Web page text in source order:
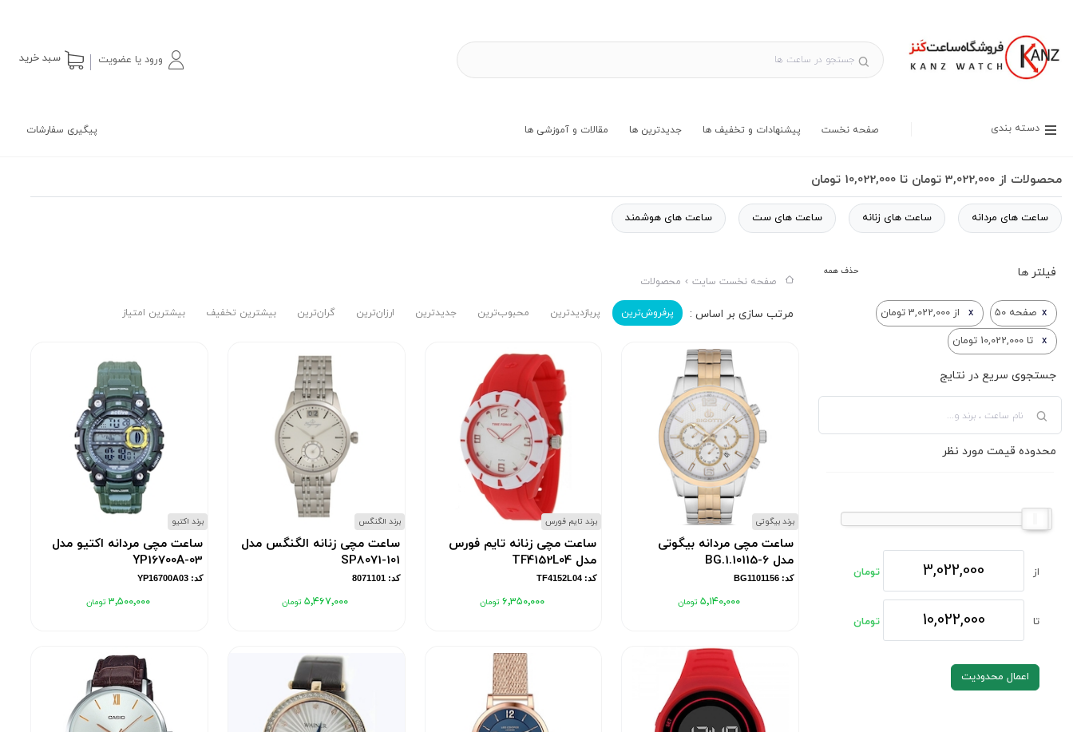
ورود یا عضویت سبد خرید
دسته بندی صفحه نخست پیشنهادات و تخفیف ها جدیدترین ها مقالات و آموزشی ها پیگیری سفارشات
محصولات از 3,022,000 تومان تا 10,022,000 تومان
ساعت های مردانه ساعت های زنانه ساعت های ست ساعت های هوشمند
فیلتر ها حذف همه
x صفحه 50 x
از 3,022,000 تومان
x
تا 10,022,000 تومان
جستجوی سریع در نتایج
محدوده قیمت مورد نظر
از تومان
تا تومان
اعمال محدودیت
صفحه نخست سایت محصولات
پرفروش‌ترین‌ پربازدیدترین محبوب‌ترین جدیدترین ارزان‌ترین گران‌ترین بیشترین تخفیف بیشترین امتیاز
برند بیگوتی
ساعت مچی مردانه بیگوتی
مدل BG.1.10115-6
کد: BG1101156
۵٬۱۴۰٬۰۰۰
برند تایم فورس
ساعت مچی زنانه تایم فورس
مدل TF4152L04
کد: TF4152L04
۶٬۳۵۰٬۰۰۰
برند الگنگس
ساعت مچی زنانه الگنگس مدل
SP8071-101
کد: 8071101
۵٬۴۶۷٬۰۰۰
برند اکتیو
ساعت مچی مردانه اکتیو مدل
YP16700A-03
کد: YP16700A03
۳٬۵۰۰٬۰۰۰